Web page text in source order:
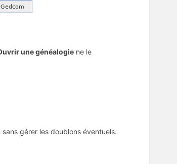
une généalogie ne le
gérer les doublons éventuels.